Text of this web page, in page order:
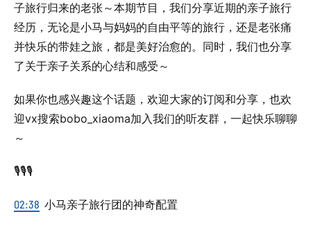
子旅行归来的老张～本期节目，我们分享近期的亲子旅行
经历，无论是小马与妈妈的自由平等的旅行，还是老张痛
并快乐的带娃之旅，都是美好治愈的。同时，我们也分享
了关于亲子关系的心结和感受～
如果你也感兴趣这个话题，欢迎大家的订阅和分享，也欢
迎vx搜索bobo_xiaoma加入我们的听友群，一起快乐聊聊
～
🎙️🎙️🎙️
02:38 小马亲子旅行团的神奇配置